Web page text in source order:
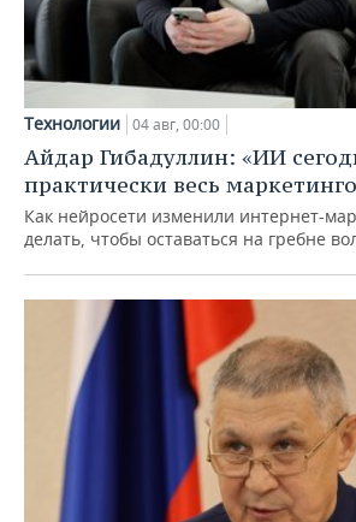
Технологии 04 авг, 00:00
Айдар Гибадуллин: «ИИ
практически весь
Как нейросети изменили интернет-
делать, чтобы оставаться на гребне